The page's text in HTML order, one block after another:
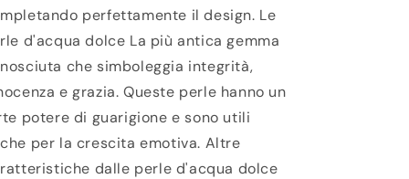
perfettamente il design. Le
d'acqua dolce La più antica gemma
che simboleggia integrità,
e grazia. Queste perle hanno un
potere di guarigione e sono utili
per la crescita emotiva. Altre
dalle perle d'acqua dolce